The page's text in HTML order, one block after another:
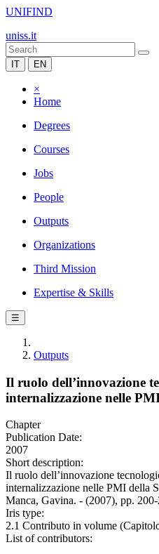
UNIFIND
uniss.it
IT EN
×
Home
Degrees
Courses
Jobs
People
Outputs
Organizations
Third Mission
Expertise & Skills
☰
Outputs
Il ruolo dell’innovazione
internalizzazione nelle
Chapter
Publication Date:
2007
Short description:
Il ruolo dell’innovazione
internalizzazione nelle PMI della
Manca, Gavina. - (2007), pp.
Iris type:
2.1 Contributo in volume
List of contributors: